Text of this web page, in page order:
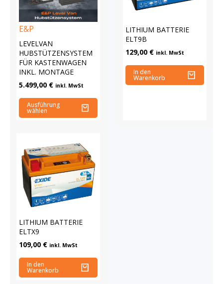
E&P
LEVELVAN
HUBSTÜTZENSYSTEM
FÜR KASTENWAGEN
INKL. MONTAGE
5.499,00 € inkl. MwSt
Ausführung
wählen
LITHIUM BATTERIE
ELT9B
129,00 € inkl. MwSt
In den
Warenkorb
LITHIUM BATTERIE
ELTX9
109,00 € inkl. MwSt
In den
Warenkorb